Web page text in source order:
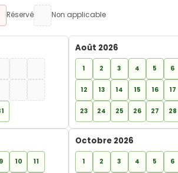
Réservé Non applicable
Août 2026
1 2 3 4 5 6
12 13 14 15 16 17
23 24 25 26 27 28
9 10 11
Octobre 2026
1 2 3 4 5 6